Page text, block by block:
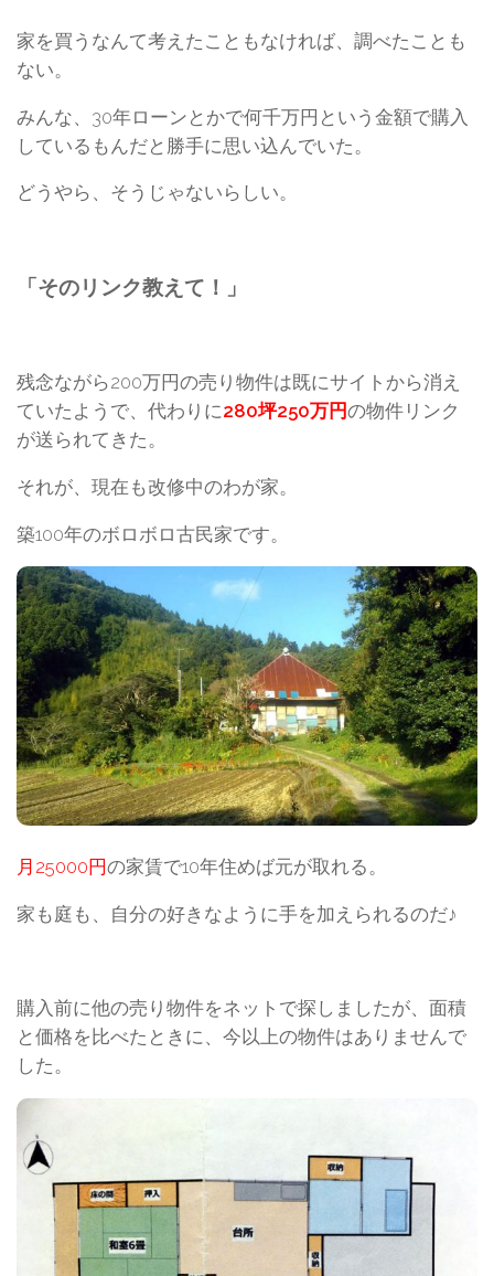
家を買うなんて考えたこともなければ、調べたことも
ない。
みんな、30年ローンとかで何千万円という金額で購入
しているもんだと勝手に思い込んでいた。
どうやら、そうじゃないらしい。
「そのリンク教えて！」
残念ながら200万円の売り物件は既にサイトから消え
ていたようで、代わりに280坪250万円の物件リンク
が送られてきた。
それが、現在も改修中のわが家。
築100年のボロボロ古民家です。
月25000円の家賃で10年住めば元が取れる。
家も庭も、自分の好きなように手を加えられるのだ♪
購入前に他の売り物件をネットで探しましたが、面積
と価格を比べたときに、今以上の物件はありませんで
した。